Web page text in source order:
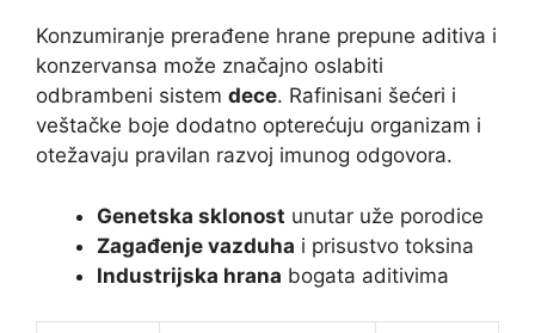
Konzumiranje prerađene hrane prepune aditiva i
konzervansa može značajno oslabiti
odbrambeni sistem dece. Rafinisani šećeri i
veštačke boje dodatno opterećuju organizam i
otežavaju pravilan razvoj imunog odgovora.
Genetska sklonost unutar uže porodice
Zagađenje vazduha i prisustvo toksina
Industrijska hrana bogata aditivima